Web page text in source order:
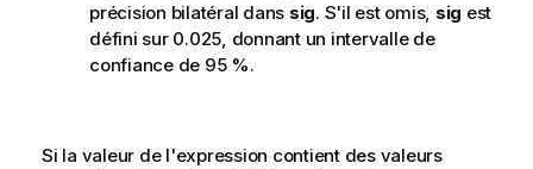
précision bilatéral dans sig. S'il est omis, sig est
défini sur 0.025, donnant un intervalle de
confiance de 95 %.
Si la valeur de l'expression contient des valeurs